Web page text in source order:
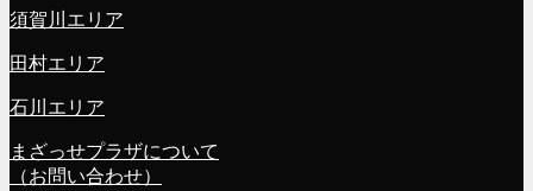
須賀川エリア
田村エリア
石川エリア
まざっせプラザについて
（お問い合わせ）